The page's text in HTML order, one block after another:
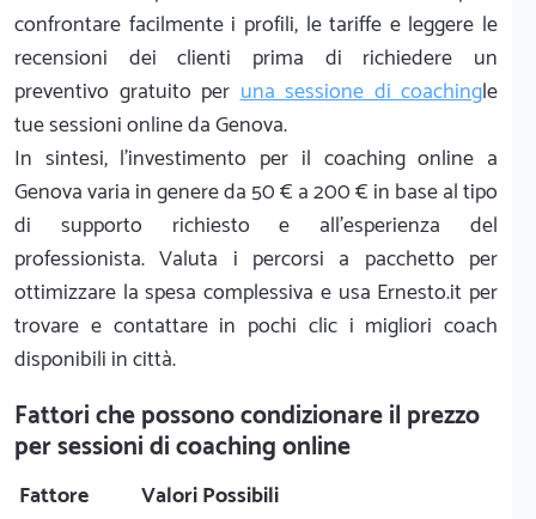
confrontare facilmente i profili, le tariffe e leggere le
recensioni dei clienti prima di richiedere un
preventivo gratuito peruna sessione di coachingle
tue sessioni online da Genova.
In sintesi, l'investimento per il coaching online a
Genova varia in genere da 50 € a 200 € in base al tipo
di supporto richiesto e all'esperienza del
professionista. Valuta i percorsi a pacchetto per
ottimizzare la spesa complessiva e usa Ernesto.it per
trovare e contattare in pochi clic i migliori coach
disponibili in città.
Fattori che possono condizionare il prezzo
per sessioni di coaching online
Fattore
Valori Possibili